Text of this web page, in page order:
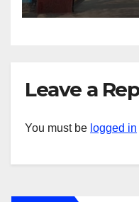
Leave a
You must be logged in